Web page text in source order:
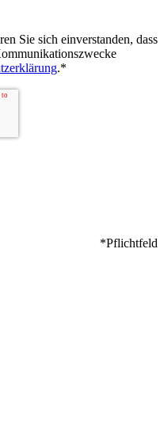
Sie sich einverstanden, dass
.*
*Pflichtfeld